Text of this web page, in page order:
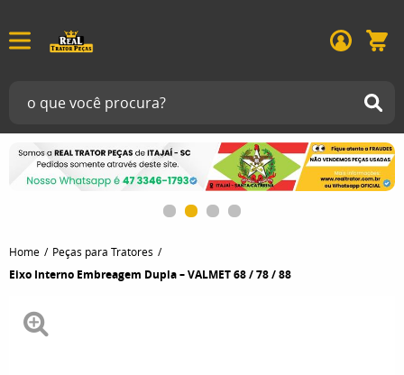
Home Peças para Tratores
Eixo Interno Embreagem Dupla – VALMET 68 / 78 / 88